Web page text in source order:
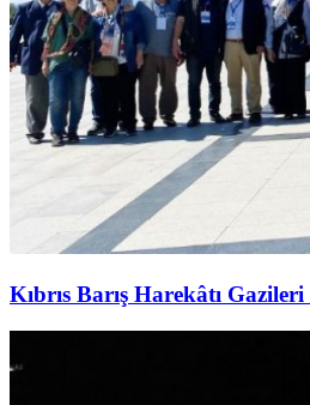
Kıbrıs Barış Harekâtı